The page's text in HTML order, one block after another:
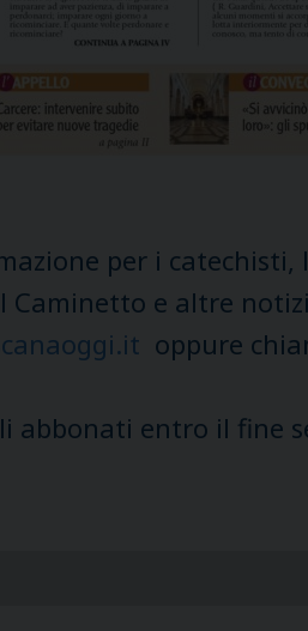
per i
Caminetto e altre
oppure
abbonati entro il fine